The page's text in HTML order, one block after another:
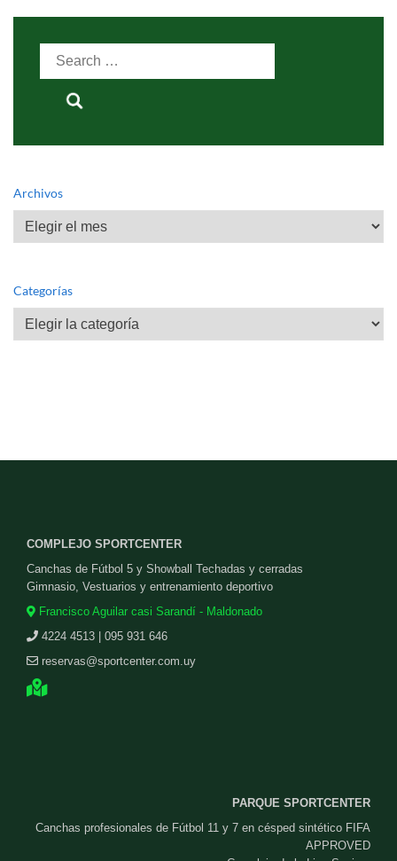
Search
Archivos
Archivos
Categorías
Categorías
COMPLEJO SPORTCENTER
Canchas de Fútbol 5 y Showball Techadas y cerradas
Gimnasio, Vestuarios y entrenamiento deportivo
Francisco Aguilar casi Sarandí - Maldonado
4224 4513 | 095 931 646
reservas@sportcenter.com.uy
PARQUE SPORTCENTER
Canchas profesionales de Fútbol 11 y 7 en césped sintético FIFA
APPROVED